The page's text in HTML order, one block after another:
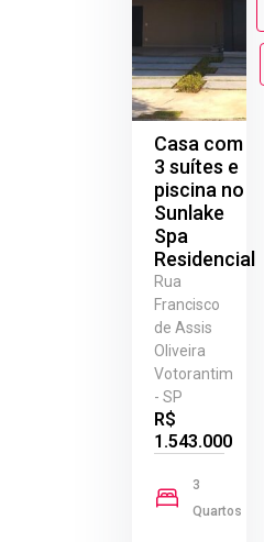
Casa com
3 suítes e
piscina no
Sunlake
Spa
Residencial
Rua
Francisco
de Assis
Oliveira
Votorantim
- SP
R$
1.543.000
3
Quartos